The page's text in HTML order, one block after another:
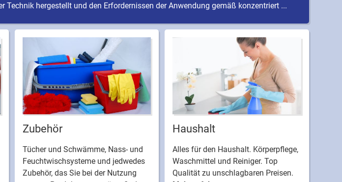
hergestellt und den Erfordernissen der Anwendung gemäß konzentriert ...
Zubehör
Tücher und Schwämme, Nass- und
Feuchtwischsysteme und jedwedes
Zubehör, das Sie bei der Nutzung
Haushalt
Alles für den Haushalt. Körperpflege,
Waschmittel und Reiniger. Top
Qualität zu unschlagbaren Preisen.